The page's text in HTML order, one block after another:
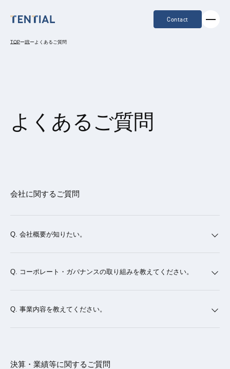
Contact
TOPー IRーよくあるご質問
よくあるご質問
会社に関するご質問
会社概要が知りたい。
コーポレート・ガバナンスの取り組みを教えてください。
事業内容を教えてください。
決算・業績等に関するご質問